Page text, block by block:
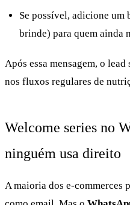
Se possível, adicione um
brinde) para quem ainda
Após essa mensagem, o
nos fluxos regulares de
Welcome series no
ninguém usa direito
A maioria dos e-commerces